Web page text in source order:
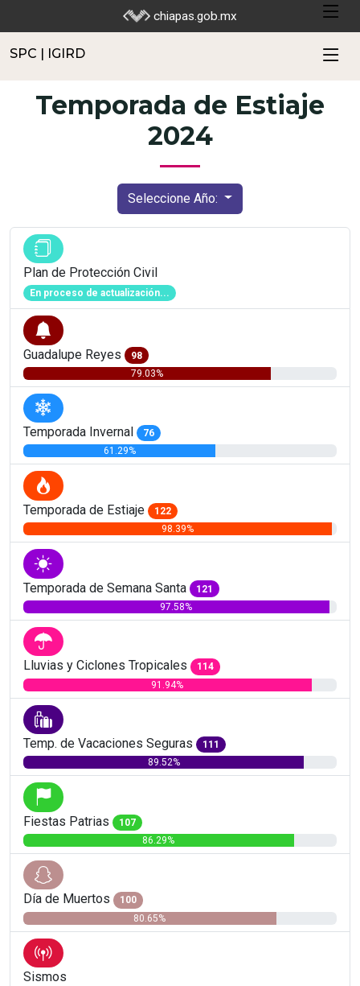
chiapas.gob.mx
SPC | IGIRD
Temporada de Estiaje
2024
Seleccione Año:
Plan de Protección Civil
En proceso de actualización...
Guadalupe Reyes
98
79.03%
Temporada Invernal
76
61.29%
Temporada de Estiaje
122
98.39%
Temporada de Semana Santa
121
97.58%
Lluvias y Ciclones Tropicales
114
91.94%
Temp. de Vacaciones Seguras
111
89.52%
Fiestas Patrias
107
86.29%
Día de Muertos
100
80.65%
Sismos